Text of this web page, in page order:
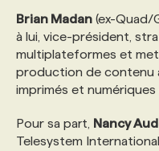
Brian Madan (ex-Quad/
à lui, vice-président,
multiplateformes et
production de contenu
imprimés et numériques
Pour sa part, Nancy
Telesystem